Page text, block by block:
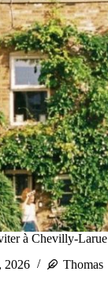
à Chevilly-Larue
2026
Thomas